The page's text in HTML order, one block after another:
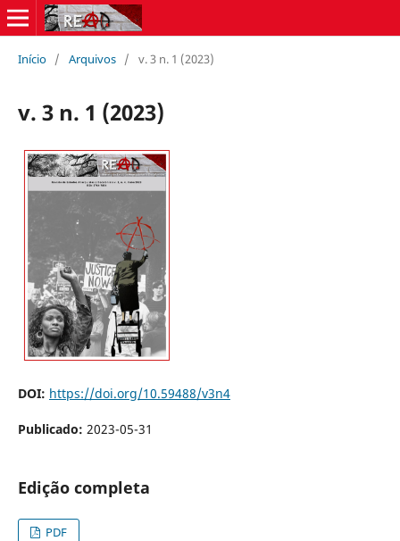
Início / Arquivos / v. 3 n. 1 (2023)
v. 3 n. 1 (2023)
DOI: https://doi.org/10.59488/v3n4
Publicado: 2023-05-31
Edição completa
PDF